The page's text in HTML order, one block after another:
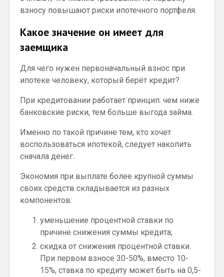
взносу повышают риски ипотечного портфеля.
Какое значение он имеет для
заемщика
Для чего нужен первоначальный взнос при
ипотеке человеку, который берёт кредит?
При кредитовании работает принцип: чем ниже
банковские риски, тем больше выгода займа.
Именно по такой причине тем, кто хочет
воспользоваться ипотекой, следует накопить
сначала денег.
Экономия при выплате более крупной суммы
своих средств складывается из разных
компонентов:
уменьшение процентной ставки по
причине снижения суммы кредита;
скидка от снижения процентной ставки.
При первом взносе 30-50%, вместо 10-
15%, ставка по кредиту может быть на 0,5-